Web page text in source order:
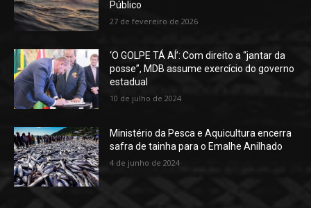
Público
27 de fevereiro de 2026
‘O GOLPE TÁ AÍ’: Com direito a “jantar da
posse”, MDB assume exercício do governo
estadual
10 de julho de 2024
Ministério da Pesca e Aquicultura encerra
safra de tainha para o Emalhe Anilhado
4 de junho de 2024